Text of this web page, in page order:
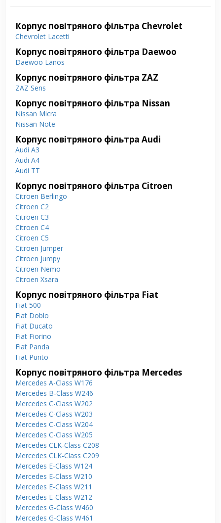
Корпус повітряного фільтра Chevrolet
Chevrolet Lacetti
Корпус повітряного фільтра Daewoo
Daewoo Lanos
Корпус повітряного фільтра ZAZ
ZAZ Sens
Корпус повітряного фільтра Nissan
Nissan Micra
Nissan Note
Корпус повітряного фільтра Audi
Audi A3
Audi A4
Audi TT
Корпус повітряного фільтра Citroen
Citroen Berlingo
Citroen C2
Citroen C3
Citroen C4
Citroen C5
Citroen Jumper
Citroen Jumpy
Citroen Nemo
Citroen Xsara
Корпус повітряного фільтра Fiat
Fiat 500
Fiat Doblo
Fiat Ducato
Fiat Fiorino
Fiat Panda
Fiat Punto
Корпус повітряного фільтра Mercedes
Mercedes A-Class W176
Mercedes B-Class W246
Mercedes C-Class W202
Mercedes C-Class W203
Mercedes C-Class W204
Mercedes C-Class W205
Mercedes CLK-Class C208
Mercedes CLK-Class C209
Mercedes E-Class W124
Mercedes E-Class W210
Mercedes E-Class W211
Mercedes E-Class W212
Mercedes G-Class W460
Mercedes G-Class W461